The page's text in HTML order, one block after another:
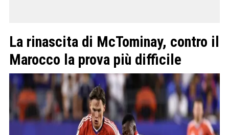
La rinascita di McTominay, contro il
Marocco la prova più difficile